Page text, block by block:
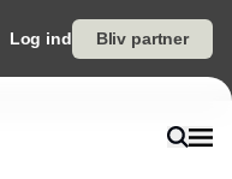
Log ind Bliv partner